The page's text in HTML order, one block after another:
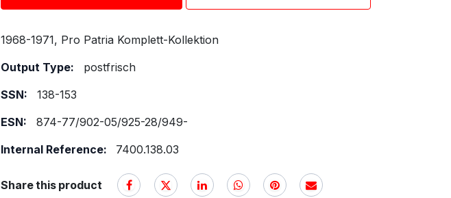
1968-1971, Pro Patria Komplett-Kollektion
Output Type:
postfrisch
SSN:
138-153
ESN:
874-77/902-05/925-28/949-
Internal Reference:
7400.138.03
Share this product